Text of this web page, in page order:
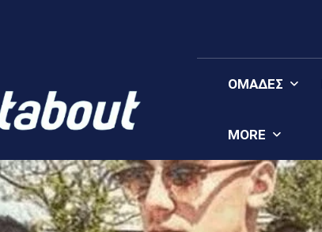
ΟΜΆΔΕΣ
MORE